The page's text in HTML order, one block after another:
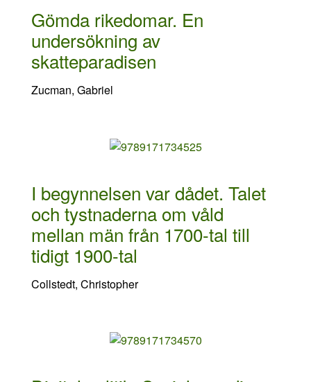
Gömda rikedomar. En
undersökning av
skatteparadisen
Zucman, Gabriel
I begynnelsen var dådet. Talet
och tystnaderna om våld
mellan män från 1700-tal till
tidigt 1900-tal
Collstedt, Christopher